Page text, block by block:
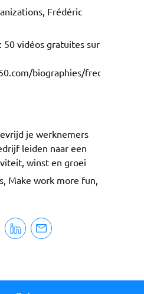
Frédéric
50 vidéos gratuites sur
biographies/frederic-
je werknemers
leiden naar een
winst en groei
Make work more fun,